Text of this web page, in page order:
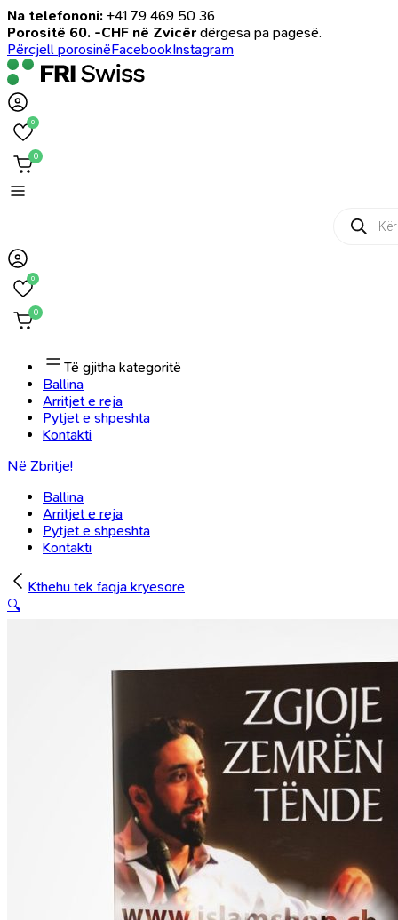
Na telefononi: +41 79 469 50 36
Porositë 60. -CHF në Zvicër dërgesa pa pagesë.
Përcjell porosinëFacebookInstagram
0
0
Products
search
0
0
Të gjitha kategoritë
Ballina
Arritjet e reja
Pytjet e shpeshta
Kontakti
Në Zbritje!
Ballina
Arritjet e reja
Pytjet e shpeshta
Kontakti
Kthehu tek faqja kryesore
🔍